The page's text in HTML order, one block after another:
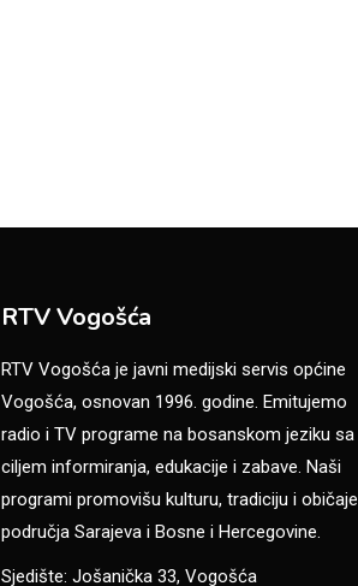
RTV Vogošća
RTV Vogošća je javni medijski servis općine
Vogošća, osnovan 1996. godine. Emitujemo
radio i TV programe na bosanskom jeziku sa
ciljem informiranja, edukacije i zabave. Naši
programi promovišu kulturu, tradiciju i običaje
područja Sarajeva i Bosne i Hercegovine.
Sjedište: Jošanička 33, Vogošća